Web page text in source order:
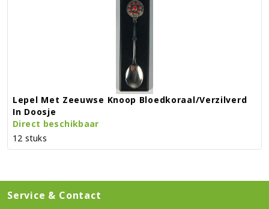
Lepel Met Zeeuwse Knoop Bloedkoraal/verzilverd
In Doosje
Direct beschikbaar
12 stuks
Service & Contact